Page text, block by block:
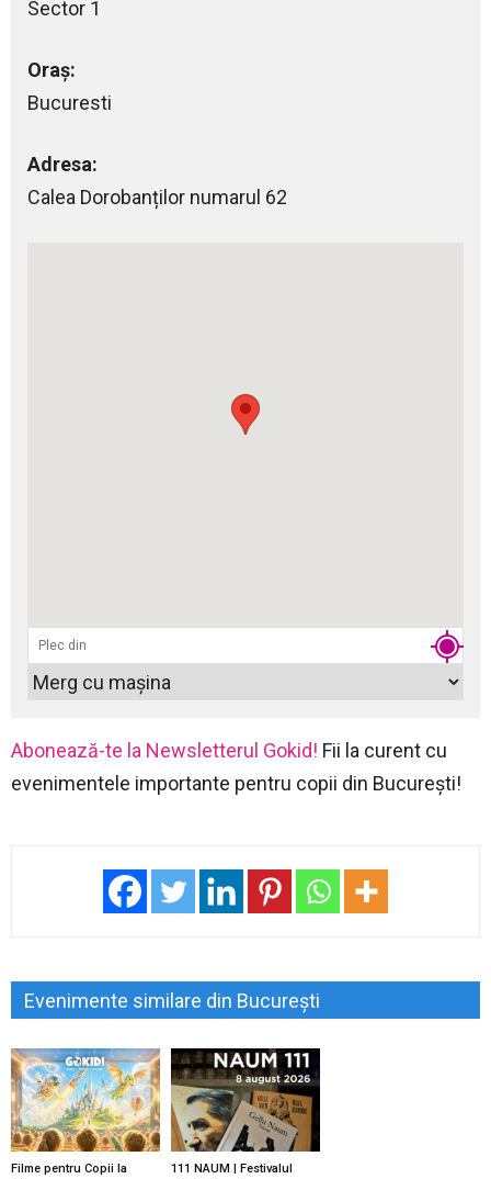
Sector 1
Oraș:
Bucuresti
Adresa:
Calea Dorobanților numarul 62
Abonează-te la Newsletterul Gokid! Fii la curent cu
evenimentele importante pentru copii din București!
Evenimente similare din București
Filme pentru Copii la
111 NAUM | Festivalul